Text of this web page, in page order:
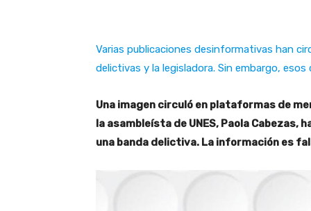
Varias publicaciones desinformativas han
delictivas y la legisladora. Sin embargo,
Una imagen circuló en plataformas de
la asambleísta de UNES, Paola Cabezas,
una banda delictiva. La información es